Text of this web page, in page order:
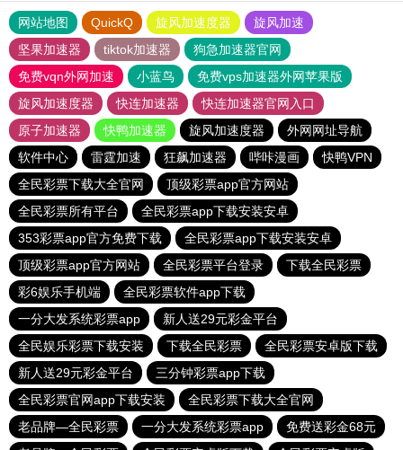
网站地图 QuickQ 旋风加速度器
旋风加速
坚果加速器
tiktok加速器
狗急加速器官网
免费vqn外网加速
小蓝鸟
免费vps加速器外网苹果版
旋风加速度器
快连加速器
快连加速器官网入口
原子加速器
快鸭加速器 旋风加速度器
外网网址导航
软件中心
雷霆加速 狂飙加速器 哔咔漫画
快鸭VPN
全民彩票下载大全官网
顶级彩票app官方网站
全民彩票所有平台
全民彩票app下载安装安卓
353彩票app官方免费下载
全民彩票app下载安装安卓
顶级彩票app官方网站
全民彩票平台登录
下载全民彩票
彩6娱乐手机端
全民彩票软件app下载
一分大发系统彩票app
新人送29元彩金平台
全民娱乐彩票下载安装
下载全民彩票
全民彩票安卓版下载
新人送29元彩金平台
三分钟彩票app下载
全民彩票官网app下载安装
全民彩票下载大全官网
老品牌—全民彩票
一分大发系统彩票app
免费送彩金68元